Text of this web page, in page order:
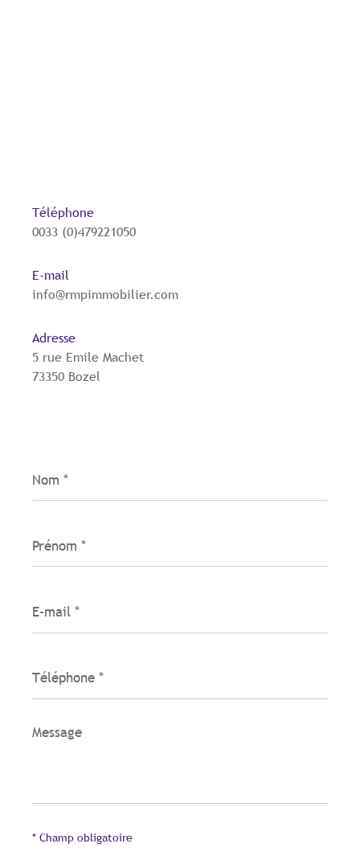
Téléphone
0033 (0)479221050
E-mail
info@rmpimmobilier.com
Adresse
5 rue Emile Machet
73350 Bozel
*
*
mail
*
*
Message
*
* Champ obligatoire